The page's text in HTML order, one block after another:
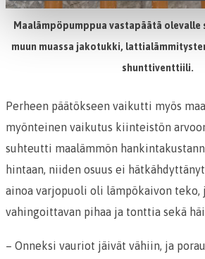
Maalämpöpumppua vastapäätä olevalle
muun muassa jakotukki,
shunttiventtiili.
Perheen päätökseen vaikutti myös
myönteinen vaikutus kiinteistön
suhteutti maalämmön
hintaan, niiden osuus ei
ainoa varjopuoli oli lämpökaivon teko,
vahingoittavan pihaa ja tonttia sekä
– Onneksi vauriot jäivät vähiin, ja